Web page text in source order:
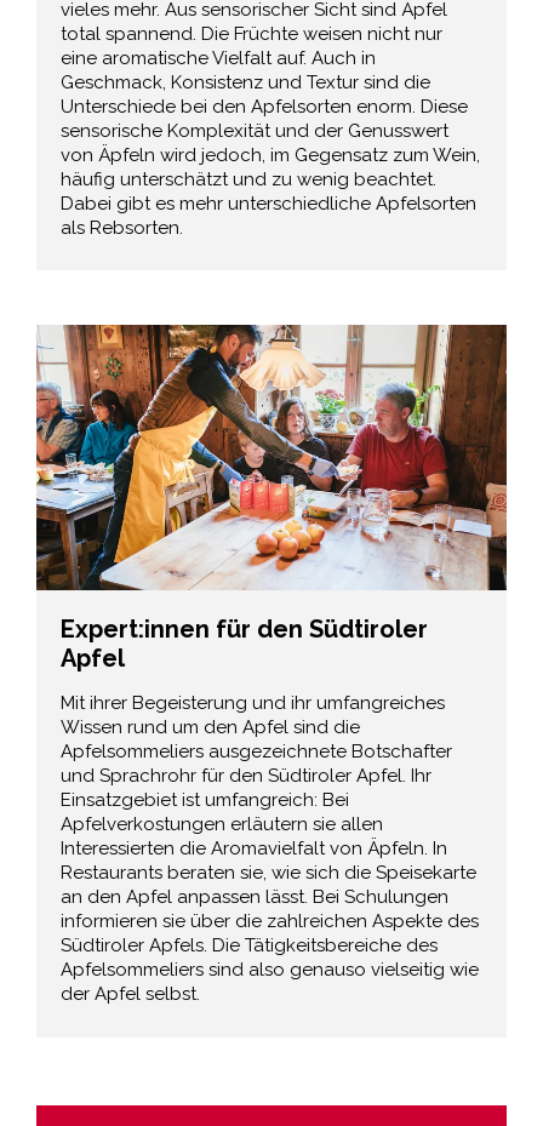
vieles mehr. Aus sensorischer Sicht sind Äpfel
total spannend. Die Früchte weisen nicht nur
eine aromatische Vielfalt auf. Auch in
Geschmack, Konsistenz und Textur sind die
Unterschiede bei den Apfelsorten enorm. Diese
sensorische Komplexität und der Genusswert
von Äpfeln wird jedoch, im Gegensatz zum Wein,
häufig unterschätzt und zu wenig beachtet.
Dabei gibt es mehr unterschiedliche Apfelsorten
als Rebsorten.
Expert:innen für den Südtiroler
Apfel
Mit ihrer Begeisterung und ihr umfangreiches
Wissen rund um den Apfel sind die
Apfelsommeliers ausgezeichnete Botschafter
und Sprachrohr für den Südtiroler Apfel. Ihr
Einsatzgebiet ist umfangreich: Bei
Apfelverkostungen erläutern sie allen
Interessierten die Aromavielfalt von Äpfeln. In
Restaurants beraten sie, wie sich die Speisekarte
an den Apfel anpassen lässt. Bei Schulungen
informieren sie über die zahlreichen Aspekte des
Südtiroler Apfels. Die Tätigkeitsbereiche des
Apfelsommeliers sind also genauso vielseitig wie
der Apfel selbst.